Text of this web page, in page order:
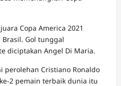
Copa America 2021
Gol tunggal
diciptakan Angel Di Maria.
perolehan Cristiano Ronaldo
2 pemain terbaik dunia itu